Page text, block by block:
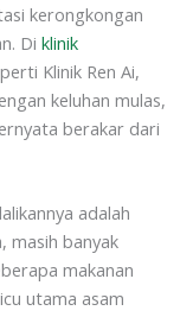
kerongkongan
Di klinik
Klinik Ren Ai,
keluhan mulas,
berakar dari
adalah
masih banyak
makanan
utama asam